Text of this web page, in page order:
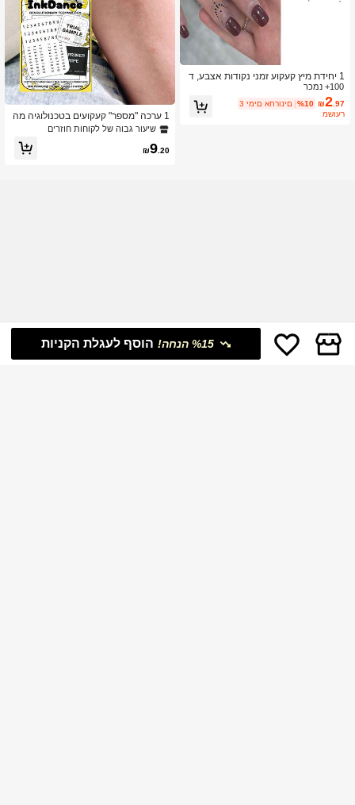
1 יחידת מיץ קעקוע זמני נקודות אצבע, ד
מיד למים כחול הצג מדבקות קעקוע מזויפ
ות לא רפלקטיביות לאורך זמן 3-10 ימים
100+ נמכר
₪2.97
%10
3 ימים אחרונים
משוער
1 ערכה "מספר" קעקועים בטכנולוגיה מה
פכנית, קעקועים חצי-קבועים, קעקועים זמ
ם, עמידים למים, מראה קעקוע אותנטי, ע
שיעור גבוה של לקוחות חוזרים
₪9.20
%15 הנחה! הוסף לעגלת הקניות